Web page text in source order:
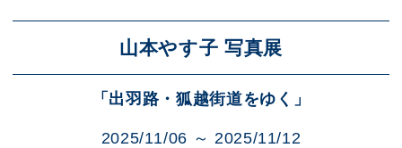
山本やす子 写真展
「出羽路・狐越街道をゆく」
2025/11/06 ～ 2025/11/12